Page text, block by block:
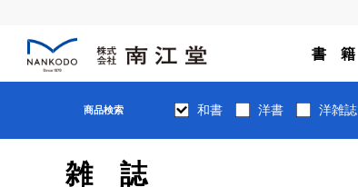
書 籍
商品検索 和書 洋書 洋雑誌
雑誌